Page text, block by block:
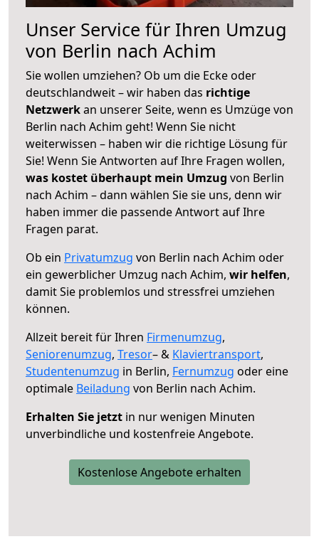
Unser Service für Ihren Umzug
von Berlin nach Achim
Sie wollen umziehen? Ob um die Ecke oder
deutschlandweit – wir haben das richtige
Netzwerkan unserer Seite, wenn es Umzüge von
Berlin nach Achim geht! Wenn Sie nicht
weiterwissen – haben wir die richtige Lösung für
Sie! Wenn Sie Antworten auf Ihre Fragen wollen,
was kostet überhaupt mein Umzug von Berlin
nach Achim – dann wählen Sie sie uns, denn wir
haben immer die passende Antwort auf Ihre
Fragen parat.
Ob ein Privatumzug von Berlin nach Achim oder
ein gewerblicher Umzug nach Achim, wir helfen,
damit Sie problemlos und stressfrei umziehen
können.
Allzeit bereit für Ihren Firmenumzug,
Seniorenumzug, Tresor– & Klaviertransport,
Studentenumzug in Berlin, Fernumzug oder eine
optimale Beiladung von Berlin nach Achim.
Erhalten Sie jetzt in nur wenigen Minuten
unverbindliche und kostenfreie Angebote.
Kostenlose Angebote erhalten